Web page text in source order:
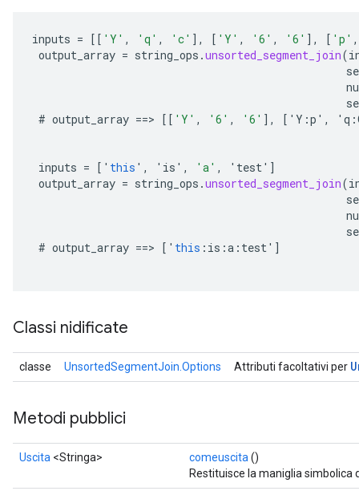
inputs = [[ 'Y' , 'q' , 'c' ] , [ 'Y' , '6' , '6' ] , [ 'p' ,
output_array = string_ops .unsorted_segment_join(
# output_array ==> [[ 'Y' , '6' , '6' ] , [ ' Y :p ' , ' q :
inputs = [ ' this ' , ' is ' , 'a' , ' test' ]
output_array = string_ops .unsorted_segment_join(
# output_array ==> [ ' this : is :a : test' ]
Classi nidificate
classe UnsortedSegmentJoin.Options Attributi facoltativi per
Metodi pubblici
Uscita <Stringa> comeuscita ()
Restituisce la maniglia simbolica